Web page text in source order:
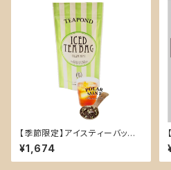
【季節限定】アイスティーバッグ
スタンドアルミ入り 単品 ティー
バッグ7個入り （ポーラーミント)
¥1,674